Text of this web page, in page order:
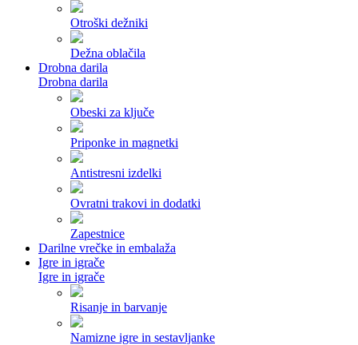
Otroški dežniki
Dežna oblačila
Drobna darila
Drobna darila
Obeski za ključe
Priponke in magnetki
Antistresni izdelki
Ovratni trakovi in dodatki
Zapestnice
Darilne vrečke in embalaža
Igre in igrače
Igre in igrače
Risanje in barvanje
Namizne igre in sestavljanke